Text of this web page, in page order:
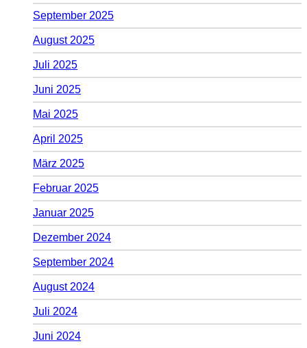
September 2025
August 2025
Juli 2025
Juni 2025
Mai 2025
April 2025
März 2025
Februar 2025
Januar 2025
Dezember 2024
September 2024
August 2024
Juli 2024
Juni 2024